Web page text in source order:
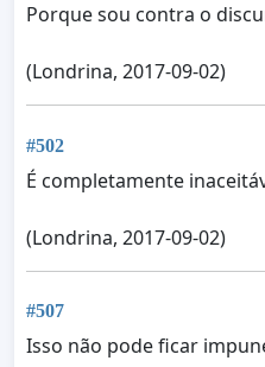
Porque sou contra o
(Londrina, 2017-09-02)
#502
É completamente
(Londrina, 2017-09-02)
#507
Isso não pode ficar